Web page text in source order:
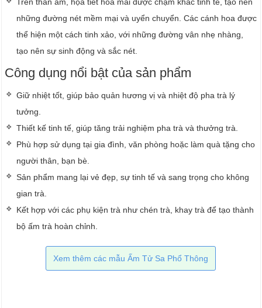
những đường nét mềm mại và uyển chuyển. Các cánh hoa được
thể hiện một cách tinh xảo, với những đường vân nhẹ nhàng,
tạo nên sự sinh động và sắc nét.
Công dụng nổi bật của sản phẩm
Giữ nhiệt tốt, giúp bảo quản hương vị và nhiệt độ pha trà lý
tưởng.
Thiết kế tinh tế, giúp tăng trải nghiệm pha trà và thưởng trà.
Phù hợp sử dụng tại gia đình, văn phòng hoặc làm quà tặng cho
người thân, bạn bè.
Sản phẩm mang lại vẻ đẹp, sự tinh tế và sang trọng cho không
gian trà.
Kết hợp với các phụ kiện trà như chén trà, khay trà để tạo thành
bộ ấm trà hoàn chỉnh.
Xem thêm các mẫu Ấm Tử Sa Phổ Thông